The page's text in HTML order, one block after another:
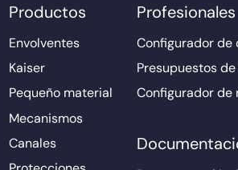
Productos
Envolventes
Kaiser
Pequeño material
Mecanismos
Canales
Profesionales
Configurador
Presupuestos
Configurador de